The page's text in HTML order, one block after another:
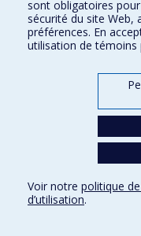
Directions
DPC
CPASS
sont obligatoires
sécurité du site Web,
préférences. En
utilisation de témoins
Voir notre politique
d’utilisation.